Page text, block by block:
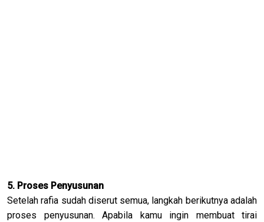
5. Proses Penyusunan
Setelah rafia sudah diserut semua, langkah berikutnya adalah
proses penyusunan. Apabila kamu ingin membuat tirai